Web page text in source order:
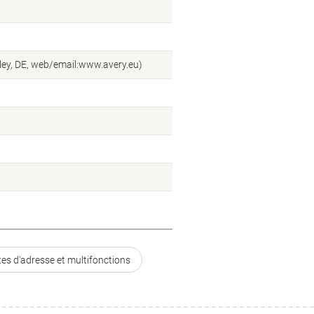
DE, web/email:www.avery.eu)
d'adresse et multifonctions